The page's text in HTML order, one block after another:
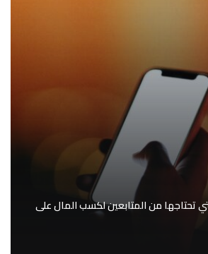
تحتاجها من المتابعين لكسب المال على